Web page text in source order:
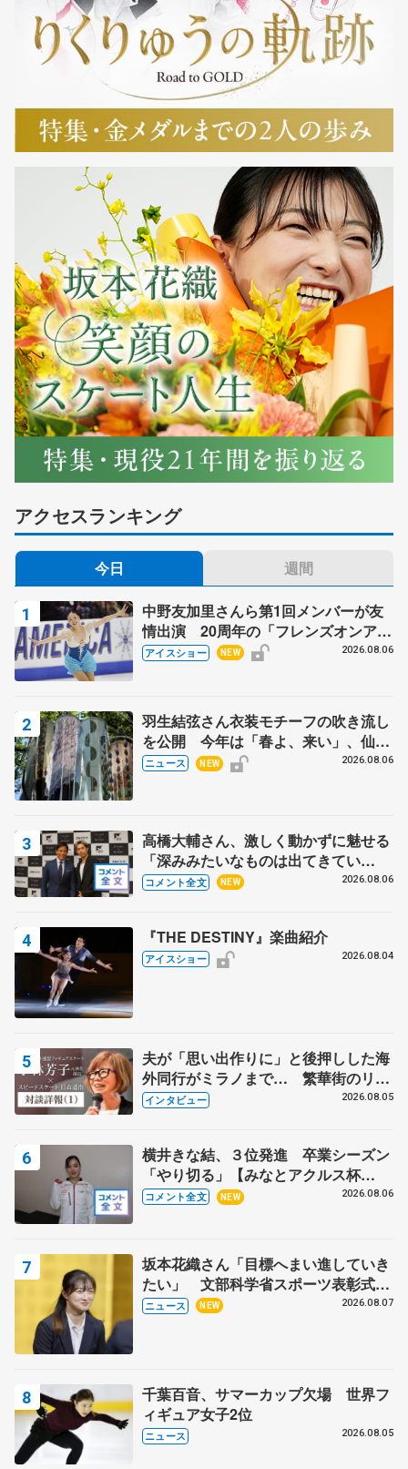
アクセスランキング
今日 週間
中野友加里さんら第1回メンバーが友
情出演 20周年の「フレンズオンアイ
ス」 宮本賢二さん、有川梨絵さん、
アイスショー NEW 2026.08.06
羽生結弦さん衣装モチーフの吹き流し
を公開 今年は「春よ、来い」、仙台
の瑞鳳殿
ニュース NEW 2026.08.06
高橋大輔さん、激しく動かずに魅せる
「深みみたいなものは出てきてい
る？」 〝兄さん〟と慕うレジェンド
コメント全文 NEW 2026.08.06
『THE DESTINY』楽曲紹介
アイスショー 2026.08.04
夫が「思い出作りに」と後押しした海
外同行がミラノまで… 繁華街のリン
クでは不良のお兄さんも味方に 小林
インタビュー 2026.08.05
横井きな結、３位発進 卒業シーズン
「やり切る」【みなとアクルス杯
SP】
コメント全文 NEW 2026.08.06
坂本花織さん「目標へまい進していき
たい」 文部科学省スポーツ表彰式で
代表謝辞
ニュース NEW 2026.08.07
千葉百音、サマーカップ欠場 世界フ
ィギュア女子2位
ニュース 2026.08.05